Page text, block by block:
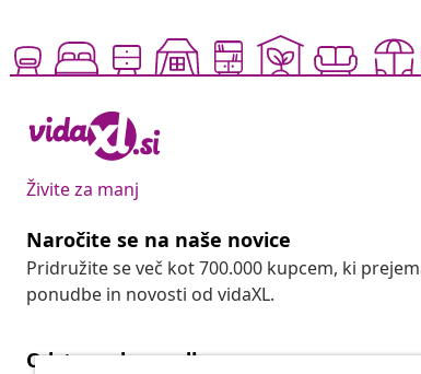
Živite za manj
Naročite se na naše novice
Pridružite se več kot 700.000 kupcem, ki
ponudbe in novosti od vidaXL.
Odstop od pogodbe